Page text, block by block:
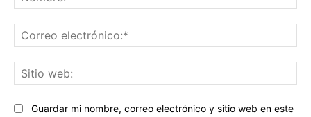
Guardar mi nombre, correo electrónico y sitio web en este